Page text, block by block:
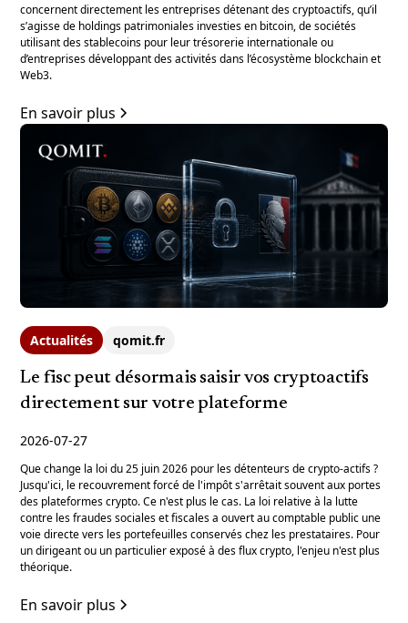
concernent directement les entreprises détenant des cryptoactifs, qu’il
s’agisse de holdings patrimoniales investies en bitcoin, de sociétés
utilisant des stablecoins pour leur trésorerie internationale ou
d’entreprises développant des activités dans l’écosystème blockchain et
Web3.
En savoir plus
Actualités qomit.fr
Le fisc peut désormais saisir vos cryptoactifs
directement sur votre plateforme
2026-07-27
Que change la loi du 25 juin 2026 pour les détenteurs de crypto-actifs ?
Jusqu'ici, le recouvrement forcé de l'impôt s'arrêtait souvent aux portes
des plateformes crypto. Ce n'est plus le cas. La loi relative à la lutte
contre les fraudes sociales et fiscales a ouvert au comptable public une
voie directe vers les portefeuilles conservés chez les prestataires. Pour
un dirigeant ou un particulier exposé à des flux crypto, l'enjeu n'est plus
théorique.
En savoir plus